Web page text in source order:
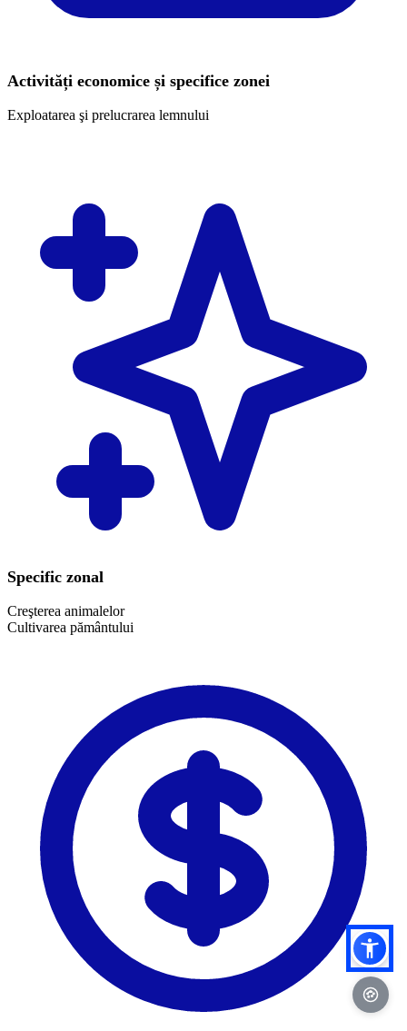
Activități economice și specifice zonei
Exploatarea şi prelucrarea lemnului
Specific zonal
Creşterea animalelor
​Cultivarea pământului